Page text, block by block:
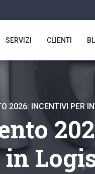
SERVIZI CLIENTI
2026: INCENTIVI PER